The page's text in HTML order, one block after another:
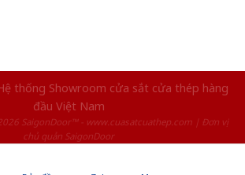
thống Showroom cửa sắt cửa thép hàng
đầu Việt Nam
SaigonDoor™ - www.cuasatcuathep.com | Đơn vị
chủ quản SaigonDoor